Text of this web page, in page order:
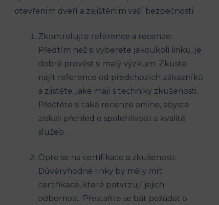
otevřením dveří a⁤ zajištěním vaší bezpečnosti.
Zkontrolujte reference a recenze:
Předtím než si vyberete jakoukoli linku, je
dobré provést si ‍malý výzkum.​ Zkuste
najít reference od předchozích zákazníků
a zjistěte, jaké mají s techniky zkušenosti.⁢
Přečtěte si také recenze online, abyste
získali přehled o​ spolehlivosti a‌ kvalitě
služeb.
Opte se na certifikace a zkušenosti:
Důvěryhodné linky by měly mít
certifikace, které potvrzují jejich
odbornost. Přestaňte se bát ⁤požádat o